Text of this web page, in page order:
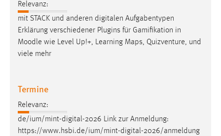
Relevanz:
mit STACK und anderen digitalen Aufgabentypen
Erklärung verschiedener Plugins für Gamifikation in
Moodle wie Level Up!+, Learning Maps, Quizventure, und
viele mehr
Termine
Relevanz:
de/ium/mint-digital-2026 Link zur Anmeldung:
https://www.hsbi.de/ium/mint-digital-2026/anmeldung